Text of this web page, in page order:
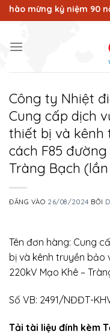
Bỏ
qua
dung
mừng kỷ niệm 90 năm
Công ty Nhiệt
Cung cấp dịch
thiết bị và kênh
cách F85
Tràng Bạch
ĐĂNG VÀO 26/08/2024 BỞI
Tên đơn hàng: Cung
bị và kênh truyền bảo
220kV Mạo Khê –
Số VB: 2491/NĐĐT-
Tải tài liệu đính kèm